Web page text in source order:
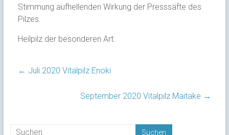
Stimmung aufhellenden Wirkung der Presssäfte des
Pilzes.
Heilpilz der besonderen Art.
← Juli 2020 Vitalpilz Enoki
September 2020 Vitalpilz Maitake →